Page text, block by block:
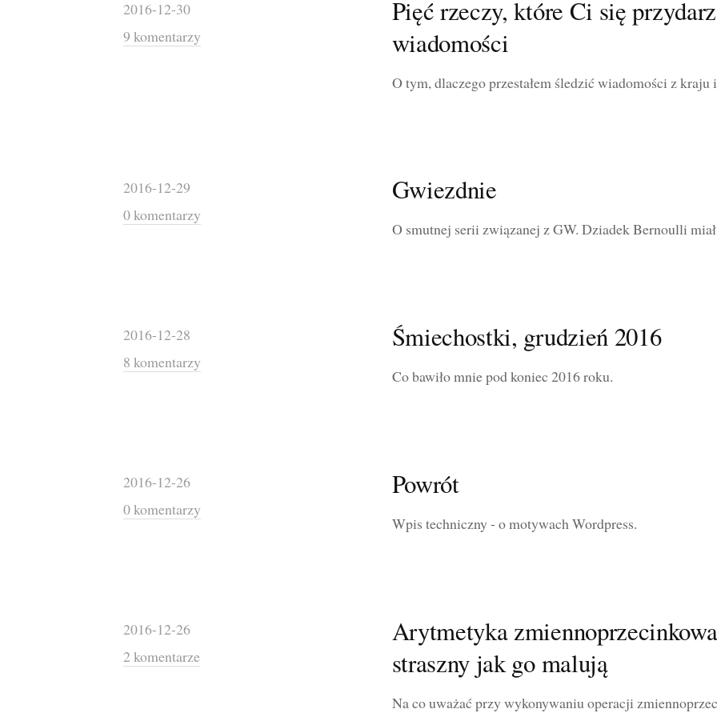
2016-12-30
9 komentarzy
Pięć rzeczy, które Ci się
wiadomości
O tym, dlaczego przestałem śledzić wiadomości z kraju
2016-12-29
0 komentarzy
Gwiezdnie
O smutnej serii związanej z GW. Dziadek Bernoulli
2016-12-28
8 komentarzy
Śmiechostki, grudzień 2016
Co bawiło mnie pod koniec 2016 roku.
2016-12-26
0 komentarzy
Powrót
Wpis techniczny - o motywach Wordpress.
2016-12-26
2 komentarze
Arytmetyka
straszny jak go malują
Na co uważać przy wykonywaniu operacji